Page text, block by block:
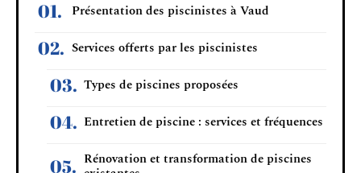
Présentation des piscinistes à Vaud
Services offerts par les piscinistes
Types de piscines proposées
Entretien de piscine : services et fréquences
Rénovation et transformation de piscines